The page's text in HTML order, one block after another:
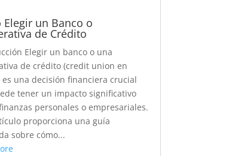
Elegir un Banco o
de Crédito
Elegir un banco o una
de crédito (credit union en
es una decisión financiera crucial
tener un impacto significativo
personales o empresariales.
proporciona una guía
sobre cómo...